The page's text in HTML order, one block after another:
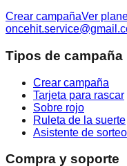
Crear campañaVer
Tipos de campaña
Crear campaña
Tarjeta para rascar
Sobre rojo
Ruleta de la suerte
Asistente de
Compra y soporte